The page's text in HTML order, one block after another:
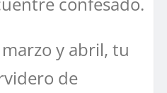
y abril, tu
de